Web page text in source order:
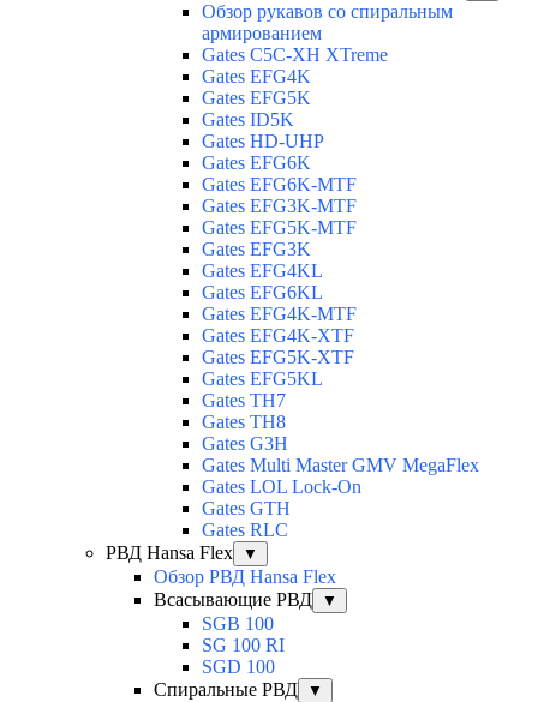
Обзор рукавов со спиральным
армированием
Gates C5C-XH XTreme
Gates EFG4K
Gates EFG5K
Gates ID5K
Gates HD-UHP
Gates EFG6K
Gates EFG6K-MTF
Gates EFG3K-MTF
Gates EFG5K-MTF
Gates EFG3K
Gates EFG4KL
Gates EFG6KL
Gates EFG4K-MTF
Gates EFG4K-XTF
Gates EFG5K-XTF
Gates EFG5KL
Gates TH7
Gates TH8
Gates G3H
Gates Multi Master GMV MegaFlex
Gates LOL Lock-On
Gates GTH
Gates RLC
РВД Hansa Flex
▼
Обзор РВД Hansa Flex
Всасывающие РВД
▼
SGB 100
SG 100 RI
SGD 100
Спиральные РВД
▼